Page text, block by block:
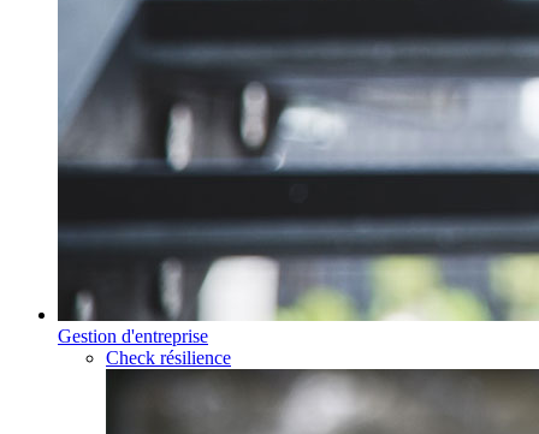
Gestion d'entreprise
Check résilience